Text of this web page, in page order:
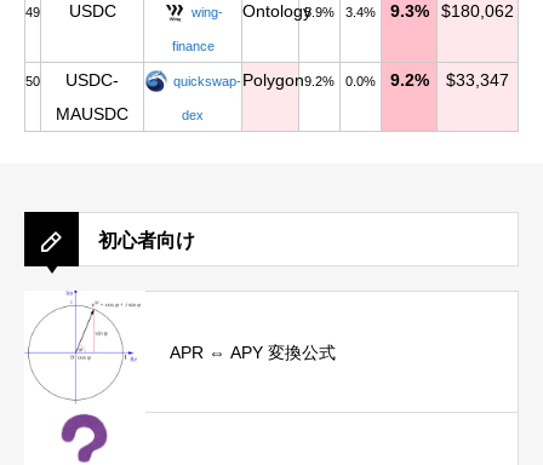
49 USDC wing-
finance
Ontology5.9% 3.4% 9.3% $180,062
50
USDC-
MAUSDC
quickswap-
dex
Polygon9.2% 0.0% 9.2% $33,347
初心者向け
APR ⇔ APY 変換公式